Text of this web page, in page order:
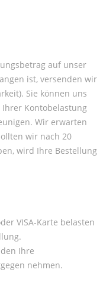
auf unser
ist, versenden wir
Sie können uns
Ihrer Kontobelastung
Wir erwarten
wir nach 20
wird Ihre Bestellung
VISA-Karte belasten
Ihre
nehmen.